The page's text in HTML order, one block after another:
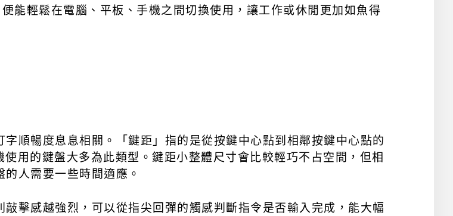
能輕鬆在電腦、平板、手機之間切換使用，讓工作或休閒更加如魚得
順暢度息息相關。「鍵距」指的是從按鍵中心點到相鄰按鍵中心點的
用的鍵盤大多為此類型。鍵距小整體尺寸會比較輕巧不占空間，但相
人需要一些時間適應。
擊感越強烈，可以從指尖回彈的觸感判斷指令是否輸入完成，能大幅